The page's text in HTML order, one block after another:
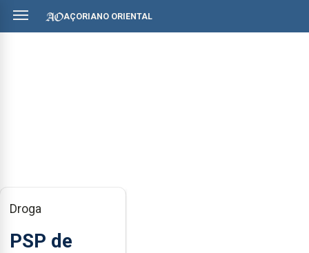
AÇORIANO ORIENTAL
Droga
PSP de